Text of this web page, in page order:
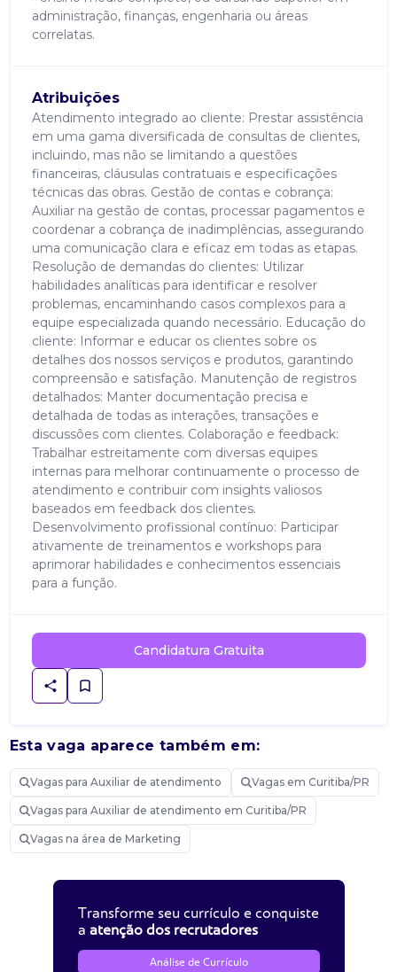
administração, finanças, engenharia ou áreas
correlatas.
Atribuições
Atendimento integrado ao cliente: Prestar assistência
em uma gama diversificada de consultas de clientes,
incluindo, mas não se limitando a questões
financeiras, cláusulas contratuais e especificações
técnicas das obras. Gestão de contas e cobrança:
Auxiliar na gestão de contas, processar pagamentos e
coordenar a cobrança de inadimplências, assegurando
uma comunicação clara e eficaz em todas as etapas.
Resolução de demandas do clientes: Utilizar
habilidades analíticas para identificar e resolver
problemas, encaminhando casos complexos para a
equipe especializada quando necessário. Educação do
cliente: Informar e educar os clientes sobre os
detalhes dos nossos serviços e produtos, garantindo
compreensão e satisfação. Manutenção de registros
detalhados: Manter documentação precisa e
detalhada de todas as interações, transações e
discussões com clientes. Colaboração e feedback:
Trabalhar estreitamente com diversas equipes
internas para melhorar continuamente o processo de
atendimento e contribuir com insights valiosos
baseados em feedback dos clientes.
Desenvolvimento profissional contínuo: Participar
ativamente de treinamentos e workshops para
aprimorar habilidades e conhecimentos essenciais
para a função.
Candidatura Gratuita
Esta vaga aparece também em:
Vagas para Auxiliar de atendimento Vagas em Curitiba/PR
Vagas para Auxiliar de atendimento em Curitiba/PR
Vagas na área de Marketing
Transforme seu currículo e conquiste
a atenção dos recrutadores
Análise de Currículo